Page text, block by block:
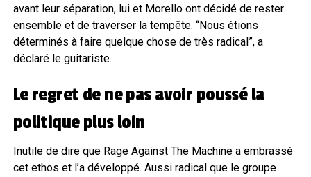
avant leur séparation, lui et Morello ont décidé de rester
ensemble et de traverser la tempête. “Nous étions
déterminés à faire quelque chose de très radical”, a
déclaré le guitariste.
Le regret de ne pas avoir poussé la
politique plus loin
Inutile de dire que Rage Against The Machine a embrassé
cet ethos et l’a développé. Aussi radical que le groupe